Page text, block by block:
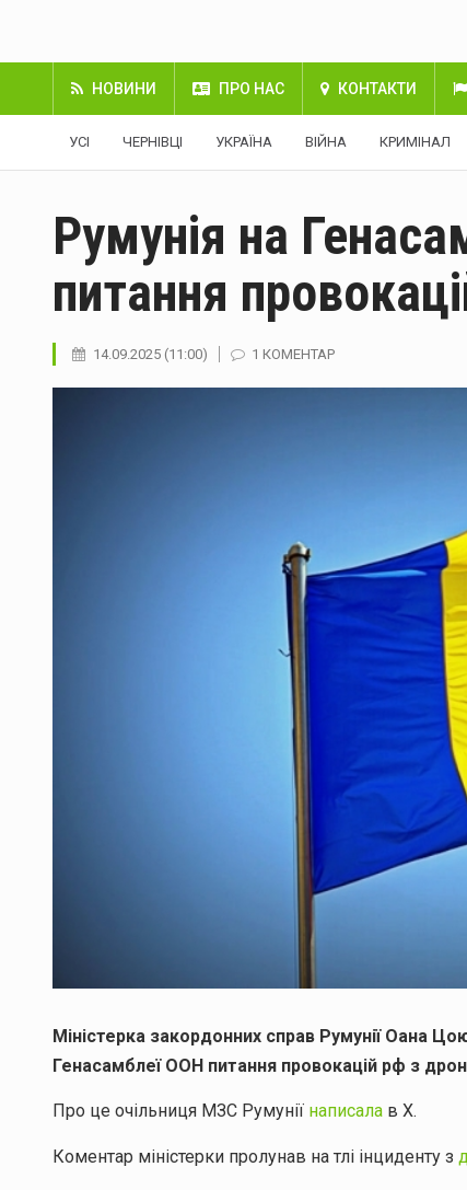
НОВИНИ ПРО НАС КОНТАКТИ
УСІ ЧЕРНІВЦІ УКРАЇНА ВІЙНА КРИМІНАЛ
Румунія на
питання
14.09.2025 (11:00) 1 КОМЕНТАР
Міністерка закордонних справ Румунії Оана
Генасамблеї ООН питання провокацій рф з
Про це очільниця МЗС Румунії написала в Х.
Коментар міністерки пролунав на тлі інциденту з